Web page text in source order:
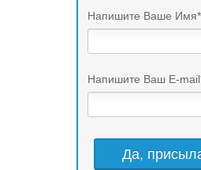
Напишите Ваше Имя*
Напишите Ваш E-mail